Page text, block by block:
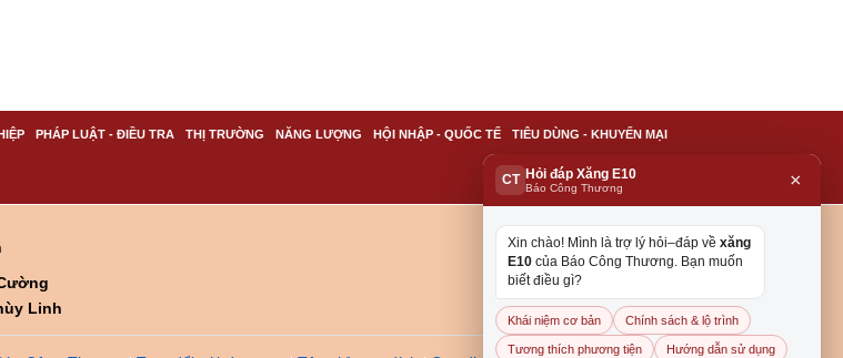
PHÁP LUẬT - ĐIỀU TRA THỊ TRƯỜNG NĂNG LƯỢNG HỘI NHẬP - QUỐC TẾ TIÊU DÙNG - KHUYẾN MẠI
Linh
CT Hỏi đáp Xăng E10
Báo Công Thương ×
Xin chào! Mình là trợ lý hỏi–đáp về xăng
E10 của Báo Công Thương. Bạn muốn
biết điều gì?
Khái niệm cơ bản Chính sách & lộ trình
Tương thích phương tiện Hướng dẫn sử dụng